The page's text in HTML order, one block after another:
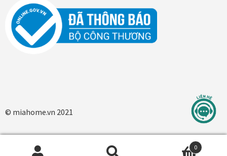
In ảnh theo yêu cầu
In tranh canvas theo yêu cầu
Khung ảnh
Khung ảnh cưới
© miahome.vn 2021
0